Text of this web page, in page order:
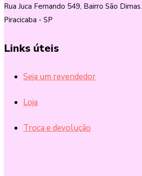
Rua Juca Fernando 549, Bairro São Dimas.
Piracicaba - SP
Links úteis
Seja um revendedor
Loja
Troca e devolução